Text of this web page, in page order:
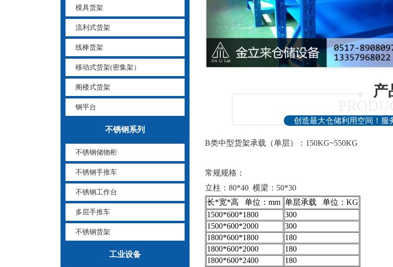
模具货架
流利式货架
线棒货架
移动式货架(密集架）
阁楼式货架
钢平台
不锈钢系列
不锈钢储物柜
不锈钢手推车
不锈钢工作台
多层手推车
不锈钢货架
工业设备
产
创造最大仓储利用空间！服
B类中型货架承载（单层）：150KG~550KG
常规规格：
立柱：80*40 横梁：50*30
长*宽*高 单位：mm 单层承载 单位：KG
1500*600*1800
300
1500*600*2000
300
1800*600*1800
180
1800*600*2000
180
1800*600*2400
180